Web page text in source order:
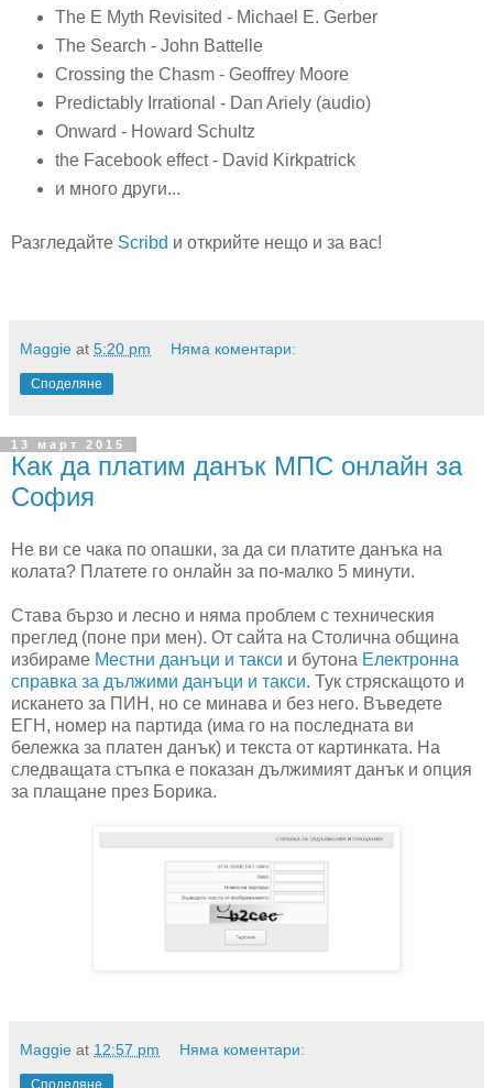
The E Myth Revisited - Michael E. Gerber
The Search - John Battelle
Crossing the Chasm - Geoffrey Moore
Predictably Irrational - Dan Ariely (audio)
Onward - Howard Schultz
the Facebook effect - David Kirkpatrick
и много други...
Разгледайте Scribd и открийте нещо и за вас!
Maggie at 5:20 pm Няма коментари:
Споделяне
13 март 2015
Как да платим данък МПС онлайн за
София
Не ви се чака по опашки, за да си платите данъка на
колата? Платете го онлайн за по-малко 5 минути.
Става бързо и лесно и няма проблем с техническия
преглед (поне при мен). От сайта на Столична община
избираме Местни данъци и такси и бутона Електронна
справка за дължими данъци и такси. Тук стряскащото и
искането за ПИН, но се минава и без него. Въведете
ЕГН, номер на партида (има го на последната ви
бележка за платен данък) и текста от картинката. На
следващата стъпка е показан дължимият данък и опция
за плащане през Борика.
Maggie at 12:57 pm Няма коментари:
Споделяне